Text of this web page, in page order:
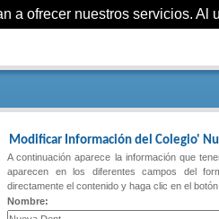
Modificar Información del Colegio'
A continuación aparece la información que
aparecen en los diferentes campos del
directamente el contenido y haga clic en el
Nombre:
a ofrecer nuestros servicios.